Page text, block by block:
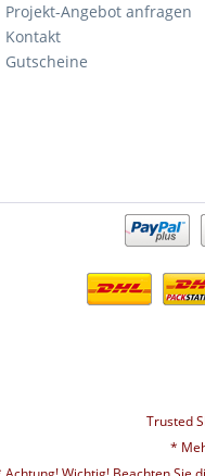
Projekt-Angebot anfragen
Kontakt
Gutscheine
Trusted
*